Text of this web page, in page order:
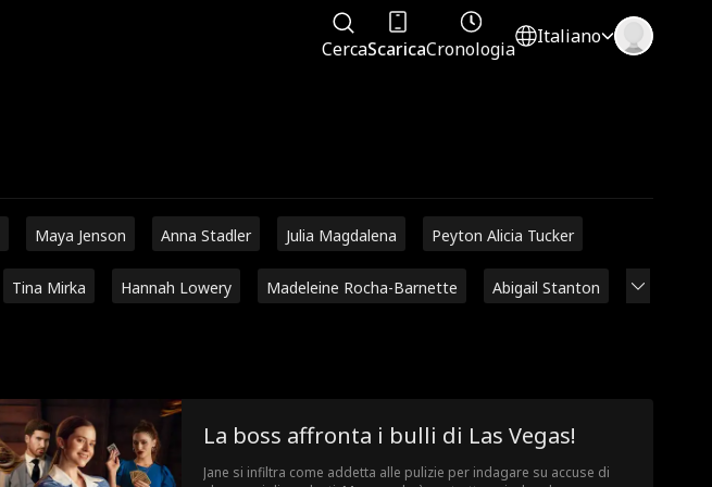
CercaScaricaCronologia
Italiano
Maya Jenson Anna Stadler Julia Magdalena Peyton Alicia Tucker
Tina Mirka Hannah Lowery Madeleine Rocha-Barnette Abigail Stanton
La boss affronta i bulli di Las Vegas!
Jane si infiltra come addetta alle pulizie per indagare su accuse di